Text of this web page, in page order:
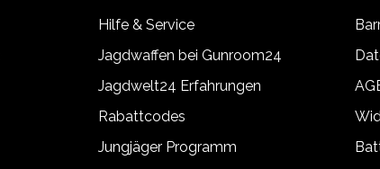
Hilfe & Service
Jagdwaffen bei Gunroom24
Jagdwelt24 Erfahrungen
Rabattcodes
Jungjäger Programm